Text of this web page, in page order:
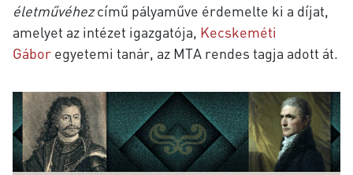
életművéhezcímű pályaműve érdemelte ki a díjat,
amelyet az intézet igazgatója, Kecskeméti
Gáboregyetemi tanár, az MTA rendes tagja adott át.